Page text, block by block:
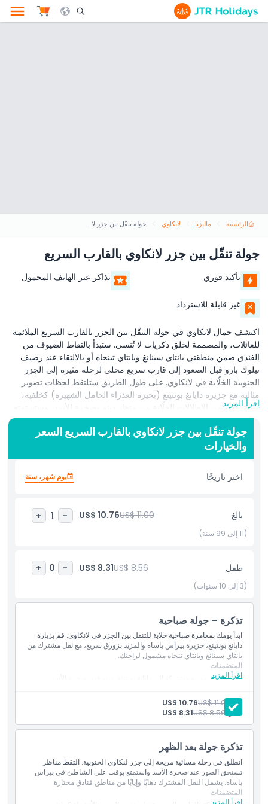
Search Opener Icon
الرئيسية ماليزيا لانكاوي جولة تنقّل بين جزر لانكاوي بالقارب السريع
جولة تنقّل بين جزر لانكاوي بالقارب السريع
تأكيد فوري تذاكر عبر الهاتف المحمول
غير قابلة للاسترداد
اكتشف جمال لانكاوي في جولة التنقّل بين الجزر بالقارب السريع الملائمة
للعائلات، والمصممة لخلق ذكريات لا تُنسى. ستبدأ بالتقاط الضيوف من
الفندق ضمن منطقتي بانتاي سينانغ وبانتاي تينجاه أو بالالتقاء عند رصيف
تيلوك بارو قبل الصعود إلى قارب سريع محلي لرحلة مثيرة إلى الجزر
الجنوبية الخلّابة في لانكاوي. على طول الطريق ستلتقط لحظات تصوير
مثالية مع جزيرة دايانغ بونتينغ (بحيرة العذراء الحامل الشهيرة) كخلفية،
وستندهش من الإطلالات الخلّابة من منظر دينو وصخرة الأسد، وستستمتع
بنشاط إطعام الأسماك المرح في جزيرة جونغ. المحطة التالية: جزيرة
سينغا بيسار حيث تشاهد النسور البرية تحلق فوقك، ثم تسترخي على
الرمال البيضاء البكر ومياه جزيرة بيراس باساه الصافية. اختر ترقية
مغامرتك بالغطس السطحي في جزيرة ليون مارين أو بغداء شواء يُقدَّم
على الشاطئ في نفس الموقع. سواء انضممت إلى جولة مشتركة صباحية
أو مسائية أو حجزت استئجارًا خاصًا يصل إلى 16 ضيفًا، فهذه الرحلة
يضمن توفير النقل من وإلى الفندق (لنزلاء بانتاي سينانغ وبانتاي تينجاه) أو
خيار نقطة الالتقاء سهولة الوصول، بينما يلبي البرنامج المرن متطلبات نوع
الجولة الذي تختاره (الغوص السطحي أو الشواء) وقد يختلف بناءً على
الرحلة السريعة التي لا تُنسى عبر إحدى أجمل مجموعات الجزر في
ماليزيا.
المتضمنات
سياسة الأطفال والبالغين
وقت الالتقاط ووقت التوصيل
الاستثناءات
ساعات العمل
اقرأ المزيد
جولة تنقّل بين جزر لانكاوي بالقارب السريع السعر
والخيارات
اختر تاريخًا يوم شهر، سنة
بالغ US$ 11.00
US$ 10.76
-
1
+
(11 إلى 99 سنة)
طفل US$ 8.56
US$ 8.31
-
0
+
(3 إلى 10 سنوات)
تذكرة – جولة صباحية
ابدأ يومك بمغامرة صباحية خلابة للتنقل بين الجزر في لانكاوي. قم بزيارة
دايانغ بونتينغ، جزيرة بيراس باساه والمزيد بزورق سريع، مع نقل مشترك من
بانتاي سينانغ وبانتاي تنجاه مشمول لراحتك.
اقرأ المزيد
المتضمنات
جولة بزورق سريع مشتركة إلى دايانغ بونتينغ، دينو فيو، صخرة الأسد,
الاسترخاء على شاطئ جزيرة بيراس باساه
نقل فندقي مشترك (بانتاي سينانغ وبانتاي تنجاه) أو الالتقاء عند رصيف
تلوق بارو
بالغ: US$ 11.00
US$ 10.76
طفل: US$ 8.56
US$ 8.31
تذكرة جولة بعد الظهر
انطلق في رحلة مسائية مريحة إلى جزر لنكاوي الجنوبية. التقط مناظر
تستحق الصور عند صخرة الأسد واستمتع بوقت على الشاطئ في بيراس
باساه. يشمل النقل المشترك ذهابًا وإيابًا من مناطق فنادق مختارة.
اقرأ المزيد
المتضمنات